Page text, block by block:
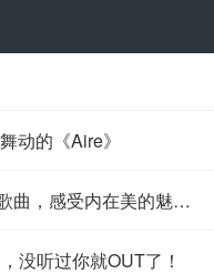
动的《Aire》
听一首西班牙乐队Lérica的小清新歌曲，感受内在美的魅力！
没听过你就OUT了！